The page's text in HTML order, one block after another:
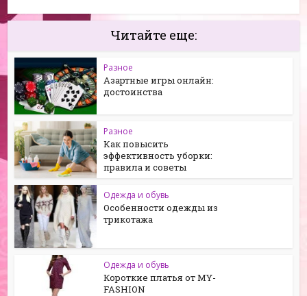
Читайте еще:
Разное
Азартные игры онлайн:
достоинства
Разное
Как повысить
эффективность уборки:
правила и советы
Одежда и обувь
Особенности одежды из
трикотажа
Одежда и обувь
Короткие платья от MY-
FASHION